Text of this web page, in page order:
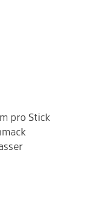
pro Stick